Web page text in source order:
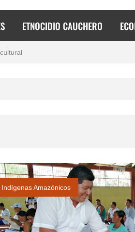
ETNOCIDIO CAUCHERO
la historia
Indígenas Amazónicos